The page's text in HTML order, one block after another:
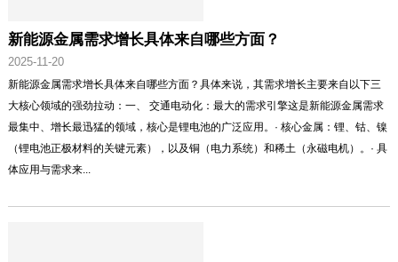
新能源金属需求增长具体来自哪些方面？
2025-11-20
新能源金属需求增长具体来自哪些方面？具体来说，其需求增长主要来自以下三
大核心领域的强劲拉动：一、 交通电动化：最大的需求引擎这是新能源金属需求
最集中、增长最迅猛的领域，核心是锂电池的广泛应用。· 核心金属：锂、钴、镍
（锂电池正极材料的关键元素），以及铜（电力系统）和稀土（永磁电机）。· 具
体应用与需求来...